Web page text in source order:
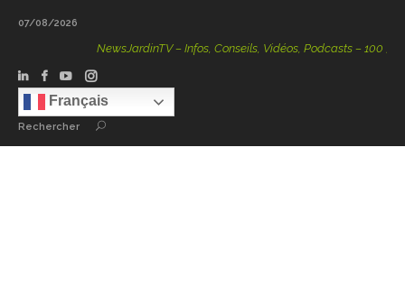
07/08/2026
NewsJardinTV – Infos, Conseils, Vidéos, Podcasts – 100 %
Français
Rechercher